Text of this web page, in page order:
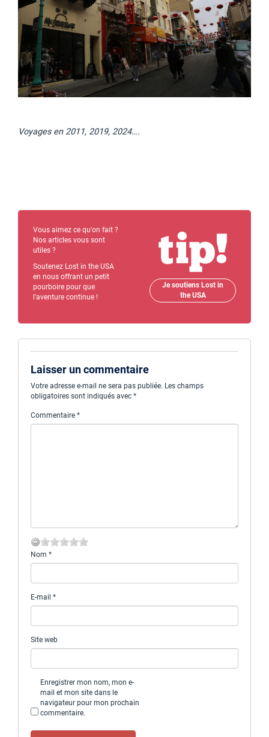
Voyages en 2011, 2019, 2024….
Vous aimez ce qu'on fait ?
Nos articles vous sont
utiles ?
Soutenez Lost in the USA
en nous offrant un petit
pourboire pour que
l'aventure continue !
Je soutiens Lost in
the USA
Laisser un commentaire
Votre adresse e-mail ne sera pas publiée. Les champs
obligatoires sont indiqués avec *
Commentaire *
Nom *
E-mail *
Site web
Enregistrer mon nom, mon e-
mail et mon site dans le
navigateur pour mon prochain
commentaire.